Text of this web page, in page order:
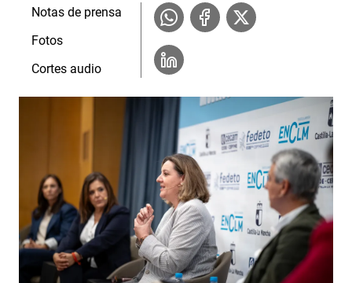
Notas de prensa
Fotos
Cortes audio